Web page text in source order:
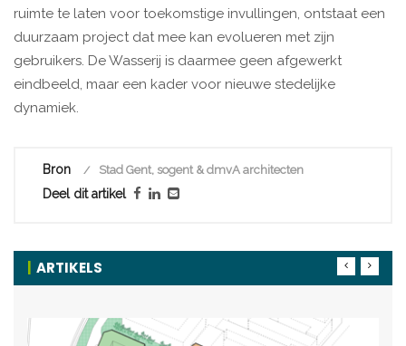
ruimte te laten voor toekomstige invullingen, ontstaat een
duurzaam project dat mee kan evolueren met zijn
gebruikers. De Wasserij is daarmee geen afgewerkt
eindbeeld, maar een kader voor nieuwe stedelijke
dynamiek.
Bron Stad Gent, sogent & dmvA architecten
Deel dit artikel
ARTIKELS